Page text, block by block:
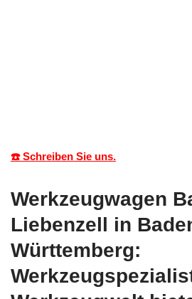
☎️ Schreiben Sie uns.
Werkzeugwagen
Liebenzell in
Württemberg: